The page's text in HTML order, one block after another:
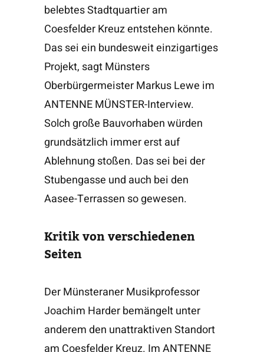
belebtes Stadtquartier am
Coesfelder Kreuz entstehen könnte.
Das sei ein bundesweit einzigartiges
Projekt, sagt Münsters
Oberbürgermeister Markus Lewe im
ANTENNE MÜNSTER-Interview.
Solch große Bauvorhaben würden
grundsätzlich immer erst auf
Ablehnung stoßen. Das sei bei der
Stubengasse und auch bei den
Aasee-Terrassen so gewesen.
Kritik von verschiedenen
Seiten
Der Münsteraner Musikprofessor
Joachim Harder bemängelt unter
anderem den unattraktiven Standort